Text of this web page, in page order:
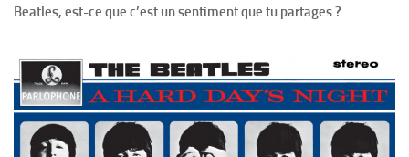
Beatles, est-ce que c’est un sentiment que tu partages ?